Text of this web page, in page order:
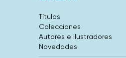
Títulos
Colecciones
Autores e ilustradores
Novedades